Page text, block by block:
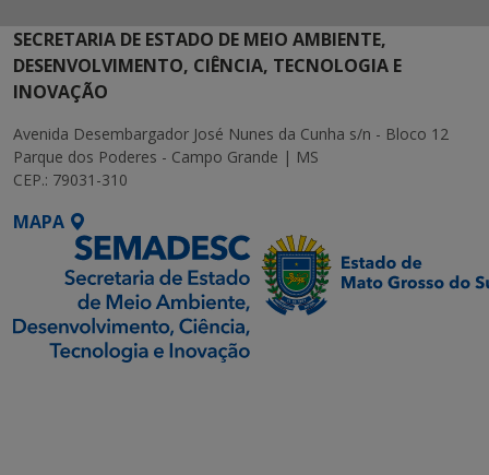
SECRETARIA DE ESTADO DE MEIO AMBIENTE,
DESENVOLVIMENTO, CIÊNCIA, TECNOLOGIA E
INOVAÇÃO
Avenida Desembargador José Nunes da Cunha s/n - Bloco 12
Parque dos Poderes - Campo Grande | MS
CEP.: 79031-310
MAPA